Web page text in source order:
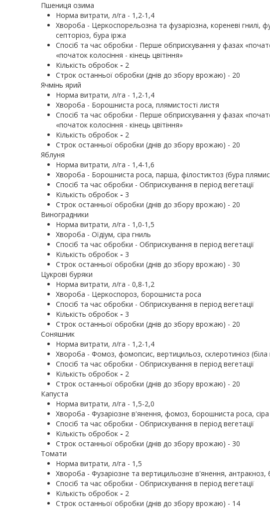
Пшениця озима
Норма витрати, л/га - 1,2-1,4
Хвороба - Церкоспорельозна та фузаріозна, кореневі гнилі,
септоріоз, бура іржа
Cпосіб та час обробки - Перше обприскування у фазах
«початок колосіння - кінець цвітіння»
Кількість обробок - 2
Строк останньої обробки (днів до збору врожаю) - 20
Ячмінь ярий
Норма витрати, л/га - 1,2-1,4
Хвороба - Борошниста роса, плямистості листя
Cпосіб та час обробки - Перше обприскування у фазах
«початок колосіння - кінець цвітіння»
Кількість обробок - 2
Строк останньої обробки (днів до збору врожаю) - 20
Яблуня
Норма витрати, л/га - 1,4-1,6
Хвороба - Борошниста роса, парша, філостиктоз (бура
Cпосіб та час обробки - Обприскування в період вегетації
Кількість обробок - 3
Строк останньої обробки (днів до збору врожаю) - 20
Виноградники
Норма витрати, л/га - 1,0-1,5
Хвороба - Оїдіум, сіра гниль
Cпосіб та час обробки - Обприскування в період вегетації
Кількість обробок - 3
Строк останньої обробки (днів до збору врожаю) - 30
Цукрові буряки
Норма витрати, л/га - 0,8-1,2
Хвороба - Церкоспороз, борошниста роса
Cпосіб та час обробки - Обприскування в період вегетації
Кількість обробок - 3
Строк останньої обробки (днів до збору врожаю) - 20
Соняшник
Норма витрати, л/га - 1,2-1,4
Хвороба - Фомоз, фомопсис, вертицильоз, склеротиніоз (біла
Cпосіб та час обробки - Обприскування в період вегетації
Кількість обробок - 2
Строк останньої обробки (днів до збору врожаю) - 20
Капуста
Норма витрати, л/га - 1,5-2,0
Хвороба - Фузаріозне в'янення, фомоз, борошниста роса, сіра
Cпосіб та час обробки - Обприскування в період вегетації
Кількість обробок - 2
Строк останньої обробки (днів до збору врожаю) - 30
Томати
Норма витрати, л/га - 1,5
Хвороба - Фузаріозне та вертицильозне в'янення, антракноз,
Cпосіб та час обробки - Обприскування в період вегетації
Кількість обробок - 2
Строк останньої обробки (днів до збору врожаю) - 14